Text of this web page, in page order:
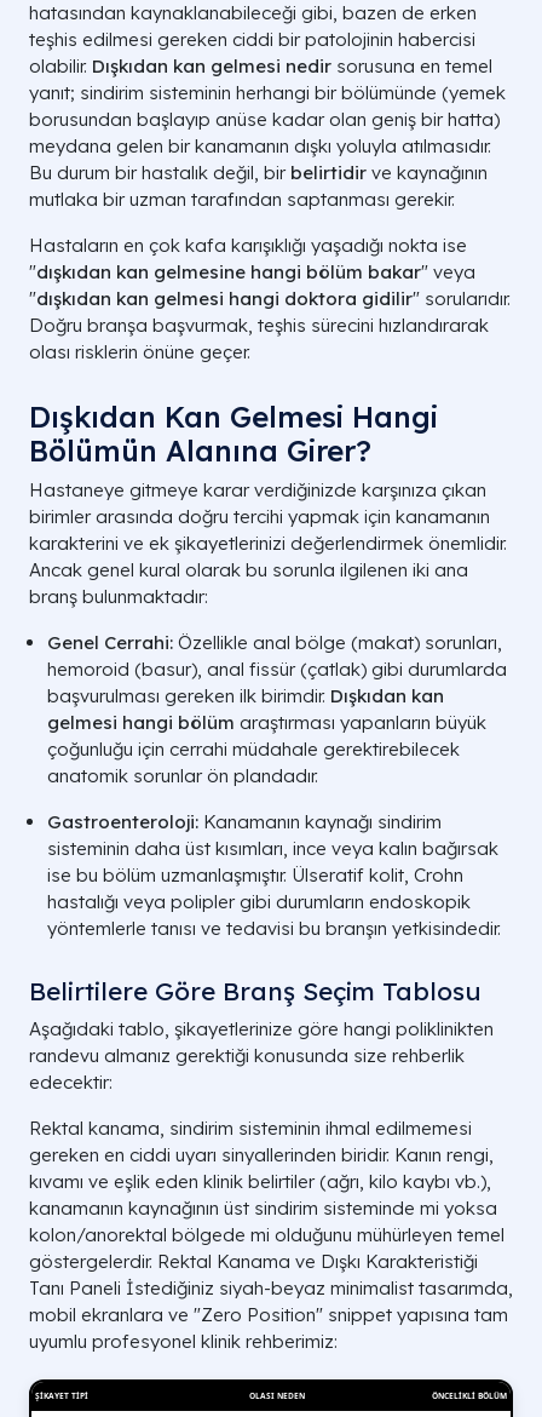
hatasından kaynaklanabileceği gibi, bazen de erken
teşhis edilmesi gereken ciddi bir patolojinin habercisi
olabilir. Dışkıdan kan gelmesi nedir sorusuna en temel
yanıt; sindirim sisteminin herhangi bir bölümünde (yemek
borusundan başlayıp anüse kadar olan geniş bir hatta)
meydana gelen bir kanamanın dışkı yoluyla atılmasıdır.
Bu durum bir hastalık değil, bir belirtidir ve kaynağının
mutlaka bir uzman tarafından saptanması gerekir.
Hastaların en çok kafa karışıklığı yaşadığı nokta ise
"dışkıdan kan gelmesine hangi bölüm bakar" veya
"dışkıdan kan gelmesi hangi doktora gidilir" sorularıdır.
Doğru branşa başvurmak, teşhis sürecini hızlandırarak
olası risklerin önüne geçer.
Dışkıdan Kan Gelmesi Hangi
Bölümün Alanına Girer?
Hastaneye gitmeye karar verdiğinizde karşınıza çıkan
birimler arasında doğru tercihi yapmak için kanamanın
karakterini ve ek şikayetlerinizi değerlendirmek önemlidir.
Ancak genel kural olarak bu sorunla ilgilenen iki ana
branş bulunmaktadır:
Genel Cerrahi: Özellikle anal bölge (makat) sorunları,
hemoroid (basur), anal fissür (çatlak) gibi durumlarda
başvurulması gereken ilk birimdir. Dışkıdan kan
gelmesi hangi bölüm araştırması yapanların büyük
çoğunluğu için cerrahi müdahale gerektirebilecek
anatomik sorunlar ön plandadır.
Gastroenteroloji: Kanamanın kaynağı sindirim
sisteminin daha üst kısımları, ince veya kalın bağırsak
ise bu bölüm uzmanlaşmıştır. Ülseratif kolit, Crohn
hastalığı veya polipler gibi durumların endoskopik
yöntemlerle tanısı ve tedavisi bu branşın yetkisindedir.
Belirtilere Göre Branş Seçim Tablosu
Aşağıdaki tablo, şikayetlerinize göre hangi poliklinikten
randevu almanız gerektiği konusunda size rehberlik
edecektir:
Rektal kanama, sindirim sisteminin ihmal edilmemesi
gereken en ciddi uyarı sinyallerinden biridir. Kanın rengi,
kıvamı ve eşlik eden klinik belirtiler (ağrı, kilo kaybı vb.),
kanamanın kaynağının üst sindirim sisteminde mi yoksa
kolon/anorektal bölgede mi olduğunu mühürleyen temel
göstergelerdir. Rektal Kanama ve Dışkı Karakteristiği
Tanı Paneli İstediğiniz siyah-beyaz minimalist tasarımda,
mobil ekranlara ve "Zero Position" snippet yapısına tam
uyumlu profesyonel klinik rehberimiz: